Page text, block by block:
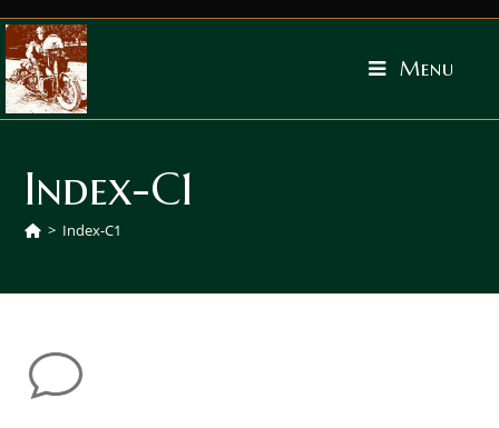
Menu
Index-C1
> Index-C1